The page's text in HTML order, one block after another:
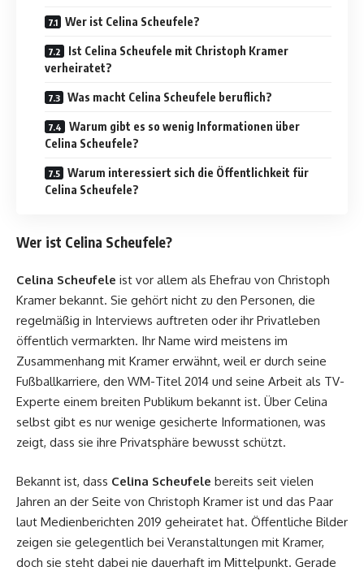
Wer ist Celina Scheufele?
Ist Celina Scheufele mit Christoph Kramer
verheiratet?
Was macht Celina Scheufele beruflich?
Warum gibt es so wenig Informationen über
Celina Scheufele?
Warum interessiert sich die Öffentlichkeit für
Celina Scheufele?
Wer ist Celina Scheufele?
Celina Scheufele ist vor allem als Ehefrau von Christoph
Kramer bekannt. Sie gehört nicht zu den Personen, die
regelmäßig in Interviews auftreten oder ihr Privatleben
öffentlich vermarkten. Ihr Name wird meistens im
Zusammenhang mit Kramer erwähnt, weil er durch seine
Fußballkarriere, den WM-Titel 2014 und seine Arbeit als TV-
Experte einem breiten Publikum bekannt ist. Über Celina
selbst gibt es nur wenige gesicherte Informationen, was
zeigt, dass sie ihre Privatsphäre bewusst schützt.
Bekannt ist, dass Celina Scheufele bereits seit vielen
Jahren an der Seite von Christoph Kramer ist und das Paar
laut Medienberichten 2019 geheiratet hat. Öffentliche Bilder
zeigen sie gelegentlich bei Veranstaltungen mit Kramer,
doch sie steht dabei nie dauerhaft im Mittelpunkt. Gerade